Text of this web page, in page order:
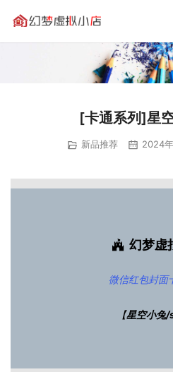
[卡通系列]星
新品推荐 2024
幻梦虚
微信红包封面
【星空小兔